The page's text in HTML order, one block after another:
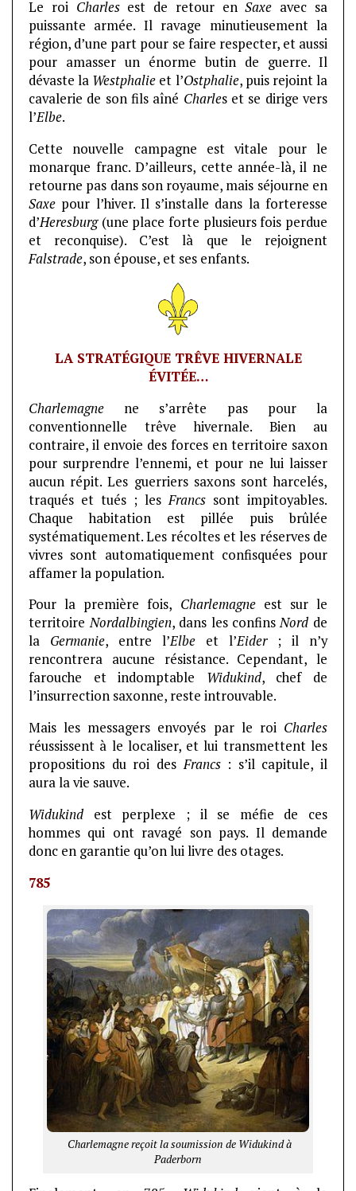
Le roi Charlesest de retour enSaxe avec sa
puissante armée. Il ravage minutieusement la
région, d’une part pour se faire respecter, et aussi
pour amasser un énorme butin de guerre. Il
dévaste la Westphalie et l’Ostphalie, puis rejoint la
cavalerie de son fils aîné Charles et se dirige vers
l’Elbe.
Cette nouvelle campagne est vitale pour le
monarque franc. D’ailleurs, cette année-là, il ne
retourne pas dans son royaume, mais séjourne en
Saxe pour l’hiver. Il s’installe dans la forteresse
d’Heresburg(une place forte plusieurs fois perdue
et reconquise). C’est là que le rejoignent
Falstrade, son épouse, et ses enfants.
LA STRATÉGIQUE TRÊVE HIVERNALE
ÉVITÉE…
Charlemagne ne s’arrête pas pour la
conventionnelle trêve hivernale. Bien au
contraire, il envoie des forces en territoire saxon
pour surprendre l’ennemi, et pour ne lui laisser
aucun répit. Les guerriers saxons sont harcelés,
traqués et tués ; lesFrancssont impitoyables.
Chaque habitation est pillée puis brûlée
systématiquement. Les récoltes et les réserves de
vivres sont automatiquement confisquées pour
affamer la population.
Pour la première fois, Charlemagneest sur le
territoireNordalbingien, dans les confinsNord de
la Germanie, entre l’Elbe et l’Eider; il n’y
rencontrera aucune résistance. Cependant, le
farouche et indomptable Widukind, chef de
l’insurrection saxonne, reste introuvable.
Mais les messagers envoyés par le roi Charles
réussissent à le localiser, et lui transmettent les
propositions du roi desFrancs: s’il capitule, il
aura la vie sauve.
Widukind est perplexe ; il se méfie de ces
hommes qui ont ravagé son pays. Il demande
donc en garantie qu’on lui livre des otages.
785
Charlemagne reçoit la soumission de Widukind à
Paderborn